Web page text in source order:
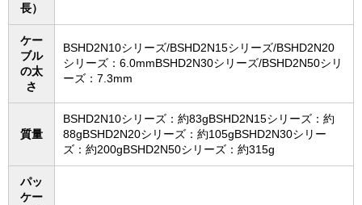
長）
ケー
ブル
の太
さ
BSHD2N10シリーズ/BSHD2N15シリーズ/BSHD2N20
シリーズ：6.0mmBSHD2N30シリーズ/BSHD2N50シリ
ーズ：7.3mm
質量
BSHD2N10シリーズ：約83gBSHD2N15シリーズ：約
88gBSHD2N20シリーズ：約105gBSHD2N30シリー
ズ：約200gBSHD2N50シリーズ：約315g
パッ
ケー